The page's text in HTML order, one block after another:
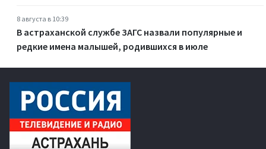
8 августа в 10:39
В астраханской службе ЗАГС назвали популярные и
редкие имена малышей, родившихся в июле